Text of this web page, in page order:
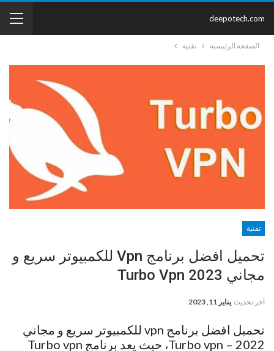
deepotech.com
الصفحة الرئيسية تقنية
تقنية
تحميل افضل برنامج Vpn للكمبيوتر سريع و
مجاني 2023 Turbo Vpn
آخر تحديث يناير 11, 2023
تحميل افضل برنامج vpn للكمبيوتر سريع و مجاني